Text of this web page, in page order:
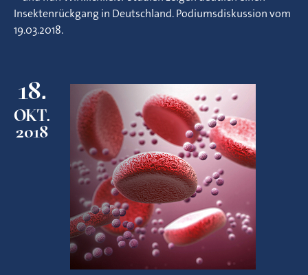
Insektenrückgang in Deutschland. Podiumsdiskussion vom
19.03.2018.
18.
OKT.
2018